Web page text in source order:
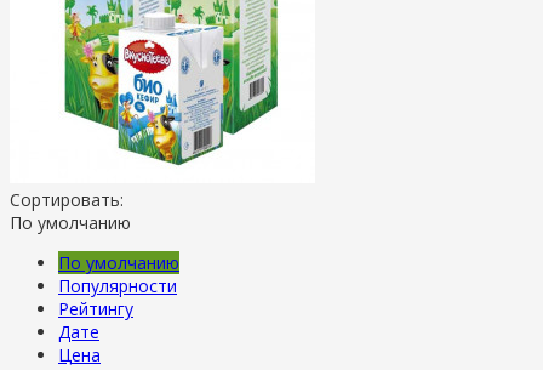
Сортировать:
По умолчанию
По умолчанию
Популярности
Рейтингу
Дате
Цена